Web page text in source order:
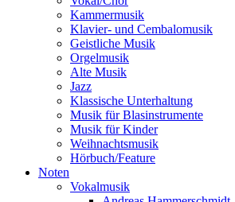
Kammermusik
Klavier- und Cembalomusik
Geistliche Musik
Orgelmusik
Alte Musik
Jazz
Klassische Unterhaltung
Musik für Blasinstrumente
Musik für Kinder
Weihnachtsmusik
Hörbuch/Feature
Noten
Vokalmusik